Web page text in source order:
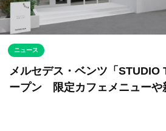
ニュース
メルセデス・ベンツ「STUDIO
ープン 限定カフェメニューや